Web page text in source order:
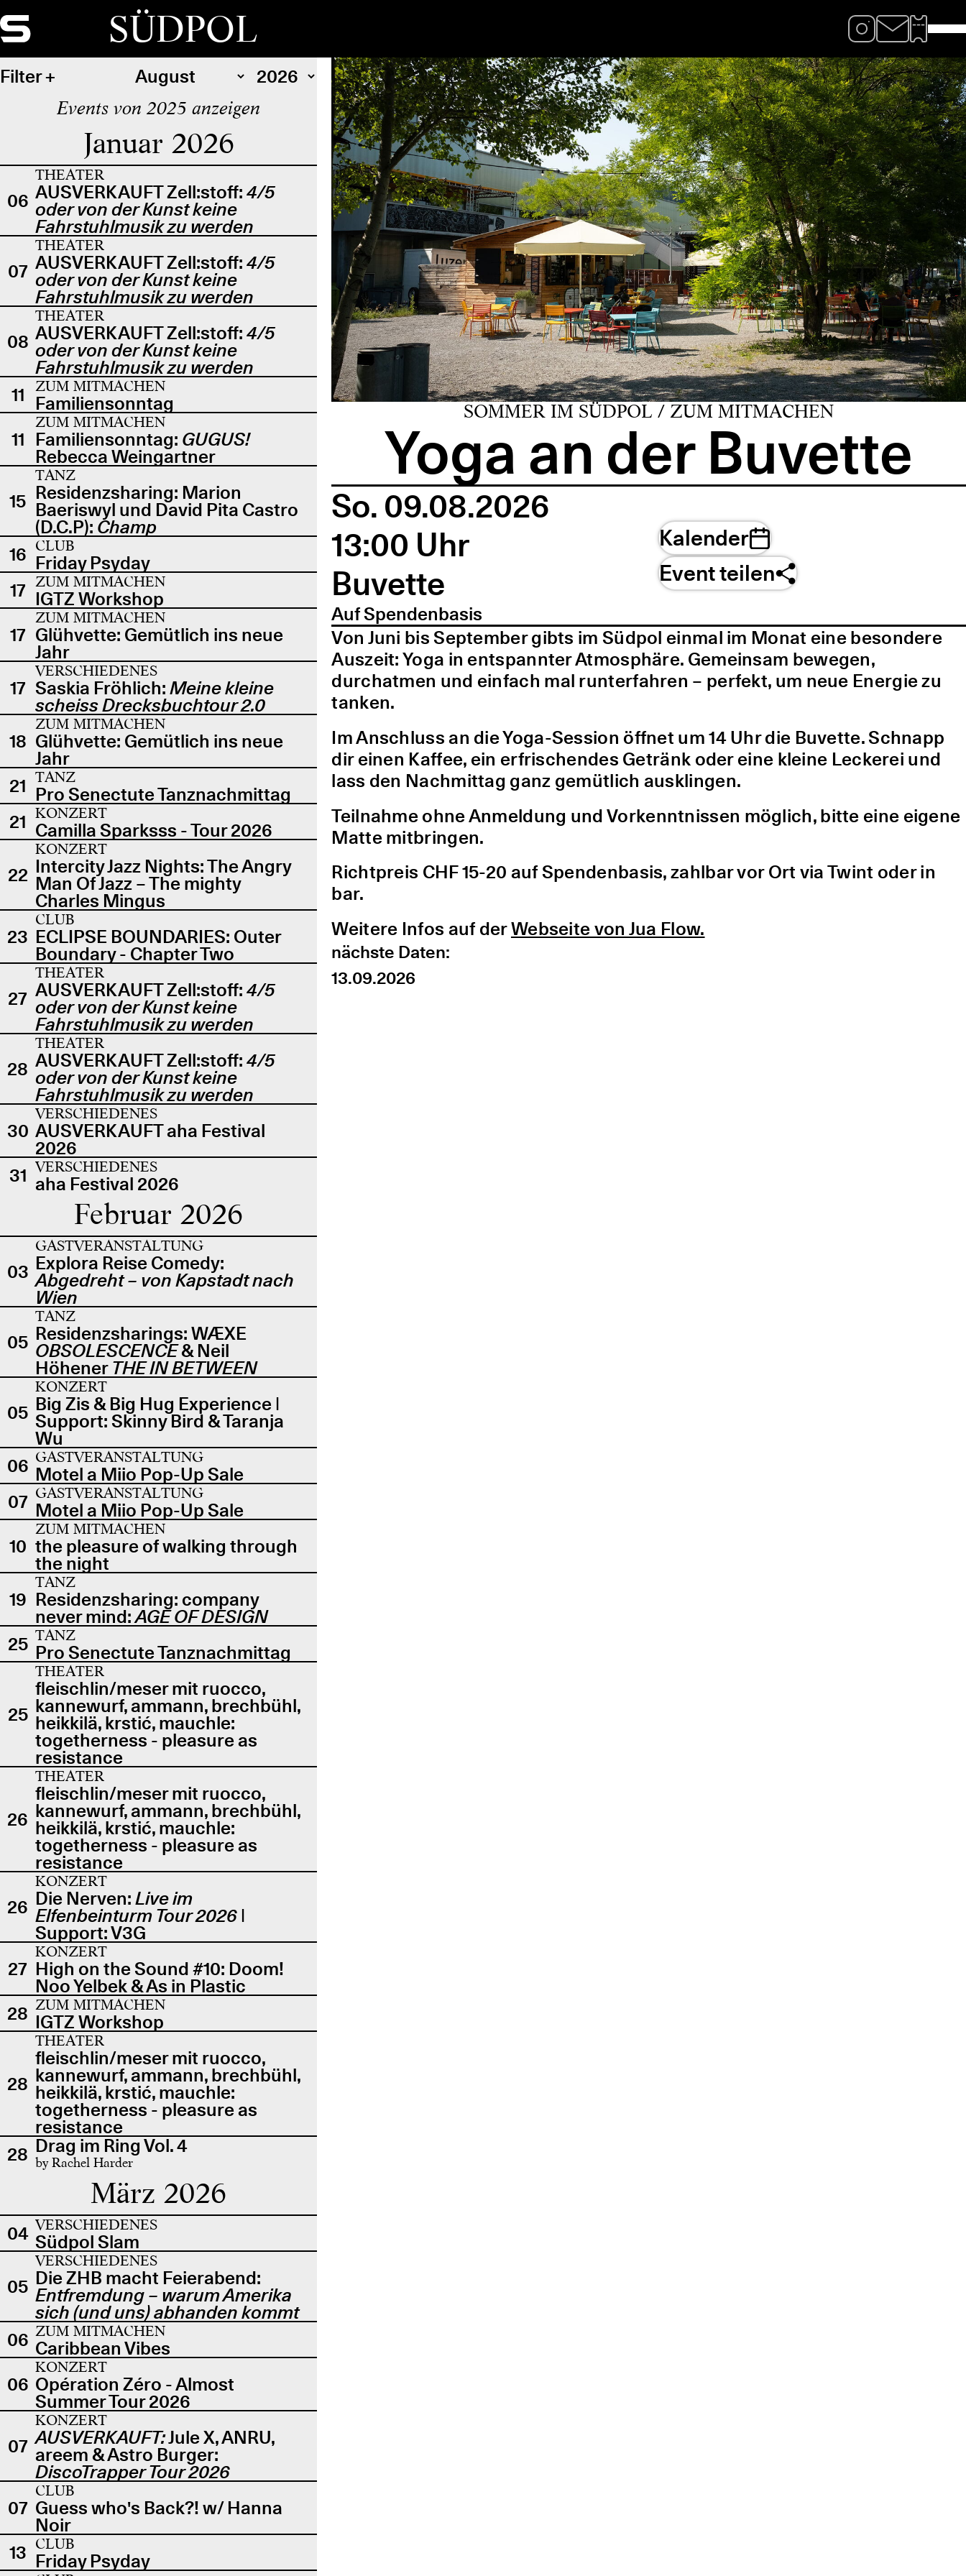
SÜDPOL
Filter
Events von 2025 anzeigen
Januar 2026
06
THEATER
AUSVERKAUFT Zell:stoff: 4/5
oder von der Kunst keine
Fahrstuhlmusik zu werden
07
THEATER
AUSVERKAUFT Zell:stoff: 4/5
oder von der Kunst keine
Fahrstuhlmusik zu werden
08
THEATER
AUSVERKAUFT Zell:stoff: 4/5
oder von der Kunst keine
Fahrstuhlmusik zu werden
11
ZUM MITMACHEN
Familiensonntag
11
ZUM MITMACHEN
Familiensonntag: GUGUS!
Rebecca Weingartner
15
TANZ
Residenzsharing: Marion
Baeriswyl und David Pita Castro
(D.C.P): Champ
16 CLUB
Friday Psyday
17 ZUM MITMACHEN
IGTZ Workshop
17
ZUM MITMACHEN
Glühvette: Gemütlich ins neue
Jahr
17
VERSCHIEDENES
Saskia Fröhlich: Meine kleine
scheiss Drecksbuchtour 2.0
18
ZUM MITMACHEN
Glühvette: Gemütlich ins neue
Jahr
21 TANZ
Pro Senectute Tanznachmittag
21 KONZERT
Camilla Sparksss - Tour 2026
22
KONZERT
Intercity Jazz Nights: The Angry
Man Of Jazz – The mighty
Charles Mingus
23
CLUB
ECLIPSE BOUNDARIES: Outer
Boundary - Chapter Two
27
THEATER
AUSVERKAUFT Zell:stoff: 4/5
oder von der Kunst keine
Fahrstuhlmusik zu werden
28
THEATER
AUSVERKAUFT Zell:stoff: 4/5
oder von der Kunst keine
Fahrstuhlmusik zu werden
30
VERSCHIEDENES
AUSVERKAUFT aha Festival
2026
31 VERSCHIEDENES
aha Festival 2026
Februar 2026
03
GASTVERANSTALTUNG
Explora Reise Comedy:
Abgedreht – von Kapstadt nach
Wien
05
TANZ
Residenzsharings: WÆXE
OBSOLESCENCE& Neil
Höhener THE IN BETWEEN
05
KONZERT
Big Zis & Big Hug Experience |
Support: Skinny Bird & Taranja
Wu
06 GASTVERANSTALTUNG
Motel a Miio Pop-Up Sale
07 GASTVERANSTALTUNG
Motel a Miio Pop-Up Sale
10
ZUM MITMACHEN
the pleasure of walking through
the night
19
TANZ
Residenzsharing: company
never mind:AGE OF DESIGN
25 TANZ
Pro Senectute Tanznachmittag
25
THEATER
fleischlin/meser mit ruocco,
kannewurf, ammann, brechbühl,
heikkilä, krstić, mauchle:
togetherness - pleasure as
resistance
26
THEATER
fleischlin/meser mit ruocco,
kannewurf, ammann, brechbühl,
heikkilä, krstić, mauchle:
togetherness - pleasure as
resistance
26
KONZERT
Die Nerven:Live im
Elfenbeinturm Tour 2026 |
Support: V3G
27
KONZERT
High on the Sound #10: Doom!
Noo Yelbek & As in Plastic
28 ZUM MITMACHEN
IGTZ Workshop
28
THEATER
fleischlin/meser mit ruocco,
kannewurf, ammann, brechbühl,
heikkilä, krstić, mauchle:
togetherness - pleasure as
resistance
28 Drag im Ring Vol. 4
by Rachel Harder
März 2026
04 VERSCHIEDENES
Südpol Slam
05
VERSCHIEDENES
Die ZHB macht Feierabend:
Entfremdung – warum Amerika
sich (und uns) abhanden kommt
06 ZUM MITMACHEN
Caribbean Vibes
06
KONZERT
Opération Zéro - Almost
Summer Tour 2026
07
KONZERT
AUSVERKAUFT:Jule X, ANRU,
areem & Astro Burger:
DiscoTrapper Tour 2026
07
CLUB
Guess who's Back?! w/ Hanna
Noir
13 CLUB
Friday Psyday
SOMMER IM SÜDPOL / ZUM MITMACHEN
Yoga an der Buvette
So. 09.08.2026
13:00 Uhr
Buvette
Auf Spendenbasis
Kalender
Event teilen
Von Juni bis September gibts im Südpol einmal im Monat eine besondere
Auszeit: Yoga in entspannter Atmosphäre. Gemeinsam bewegen,
durchatmen und einfach mal runterfahren – perfekt, um neue Energie zu
tanken.
Im Anschluss an die Yoga-Session öffnet um 14 Uhr die Buvette. Schnapp
dir einen Kaffee, ein erfrischendes Getränk oder eine kleine Leckerei und
lass den Nachmittag ganz gemütlich ausklingen.
Teilnahme ohne Anmeldung und Vorkenntnissen möglich, bitte eine eigene
Matte mitbringen.
Richtpreis CHF 15-20 auf Spendenbasis, zahlbar vor Ort via Twint oder in
bar.
Weitere Infos auf derWebseite von Jua Flow.
nächste Daten:
13.09.2026